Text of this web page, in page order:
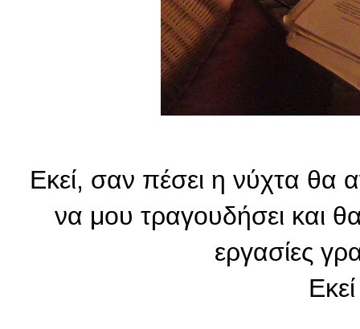
Εκεί, σαν πέσει η νύχτα
να μου τραγουδήσει και
εργασίες
Ε